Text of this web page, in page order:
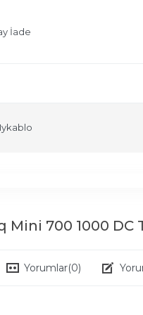
İade
Mini 700 1000 DC
Yorumlar(0)